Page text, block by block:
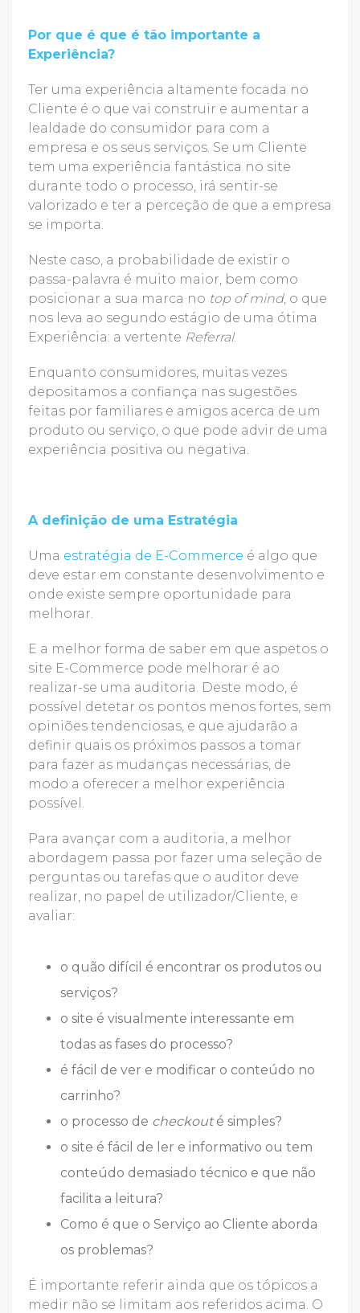
Por que é que é tão importante a
Experiência?
Ter uma experiência altamente focada no
Cliente é o que vai construir e aumentar a
lealdade do consumidor para com a
empresa e os seus serviços. Se um Cliente
tem uma experiência fantástica no site
durante todo o processo, irá sentir-se
valorizado e ter a perceção de que a empresa
se importa.
Neste caso, a probabilidade de existir o
passa-palavra é muito maior, bem como
posicionar a sua marca no top of mind, o que
nos leva ao segundo estágio de uma ótima
Experiência: a vertente Referral.
Enquanto consumidores, muitas vezes
depositamos a confiança nas sugestões
feitas por familiares e amigos acerca de um
produto ou serviço, o que pode advir de uma
experiência positiva ou negativa.
A definição de uma Estratégia
Uma estratégia de E-Commerce é algo que
deve estar em constante desenvolvimento e
onde existe sempre oportunidade para
melhorar.
E a melhor forma de saber em que aspetos o
site E-Commerce pode melhorar é ao
realizar-se uma auditoria. Deste modo, é
possível detetar os pontos menos fortes, sem
opiniões tendenciosas, e que ajudarão a
definir quais os próximos passos a tomar
para fazer as mudanças necessárias, de
modo a oferecer a melhor experiência
possível.
Para avançar com a auditoria, a melhor
abordagem passa por fazer uma seleção de
perguntas ou tarefas que o auditor deve
realizar, no papel de utilizador/Cliente, e
avaliar:
o quão difícil é encontrar os produtos ou
serviços?
o site é visualmente interessante em
todas as fases do processo?
é fácil de ver e modificar o conteúdo no
carrinho?
o processo de checkouté simples?
o site é fácil de ler e informativo ou tem
conteúdo demasiado técnico e que não
facilita a leitura?
Como é que o Serviço ao Cliente aborda
os problemas?
É importante referir ainda que os tópicos a
medir não se limitam aos referidos acima. O